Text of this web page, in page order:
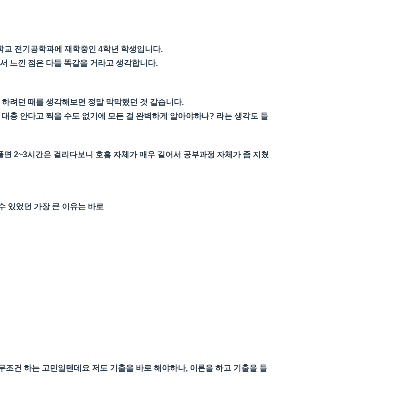
교 전기공학과에 재학중인 4학년 학생입니다.
느낀 점은 다들 똑같을 거라고 생각합니다.
려던 때를 생각해보면 정말 막막했던 것 같습니다.
충 안다고 찍을 수도 없기에 모든 걸 완벽하게 알아야하나? 라는 생각도 들
2~3시간은 걸리다보니 호흡 자체가 매우 길어서 공부과정 자체가 좀 지쳤
있었던 가장 큰 이유는 바로
조건 하는 고민일텐데요 저도 기출을 바로 해야하나, 이론을 하고 기출을 들